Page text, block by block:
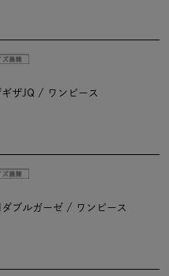
ザJQ / ワンピース
ブルガーゼ / ワンピース